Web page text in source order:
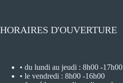
HORAIRES D'OUVERTURE
• du lundi au jeudi : 8h00 -17h00
• le vendredi : 8h00 -16h00